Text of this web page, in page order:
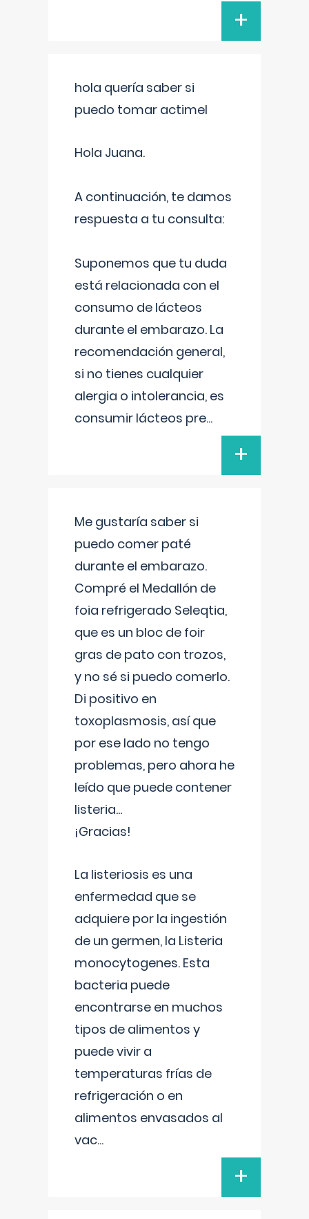
+
hola quería saber si
puedo tomar actimel
Hola Juana.
A continuación, te damos
respuesta a tu consulta:
Suponemos que tu duda
está relacionada con el
consumo de lácteos
durante el embarazo. La
recomendación general,
si no tienes cualquier
alergia o intolerancia, es
consumir lácteos pre...
+
Me gustaría saber si
puedo comer paté
durante el embarazo.
Compré el Medallón de
foia refrigerado Seleqtia,
que es un bloc de foir
gras de pato con trozos,
y no sé si puedo comerlo.
Di positivo en
toxoplasmosis, así que
por ese lado no tengo
problemas, pero ahora he
leído que puede contener
listeria...
¡Gracias!
La listeriosis es una
enfermedad que se
adquiere por la ingestión
de un germen, la Listeria
monocytogenes. Esta
bacteria puede
encontrarse en muchos
tipos de alimentos y
puede vivir a
temperaturas frías de
refrigeración o en
alimentos envasados al
vac...
+